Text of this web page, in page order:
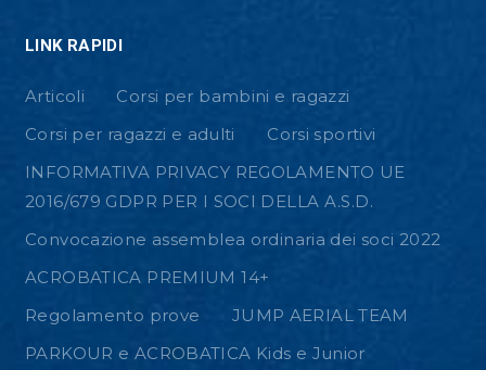
LINK RAPIDI
Articoli
Corsi per bambini e ragazzi
Corsi per ragazzi e adulti
Corsi sportivi
INFORMATIVA PRIVACY REGOLAMENTO UE
2016/679 GDPR PER I SOCI DELLA A.S.D.
Convocazione assemblea ordinaria dei soci 2022
ACROBATICA PREMIUM 14+
Regolamento prove
JUMP AERIAL TEAM
PARKOUR e ACROBATICA Kids e Junior